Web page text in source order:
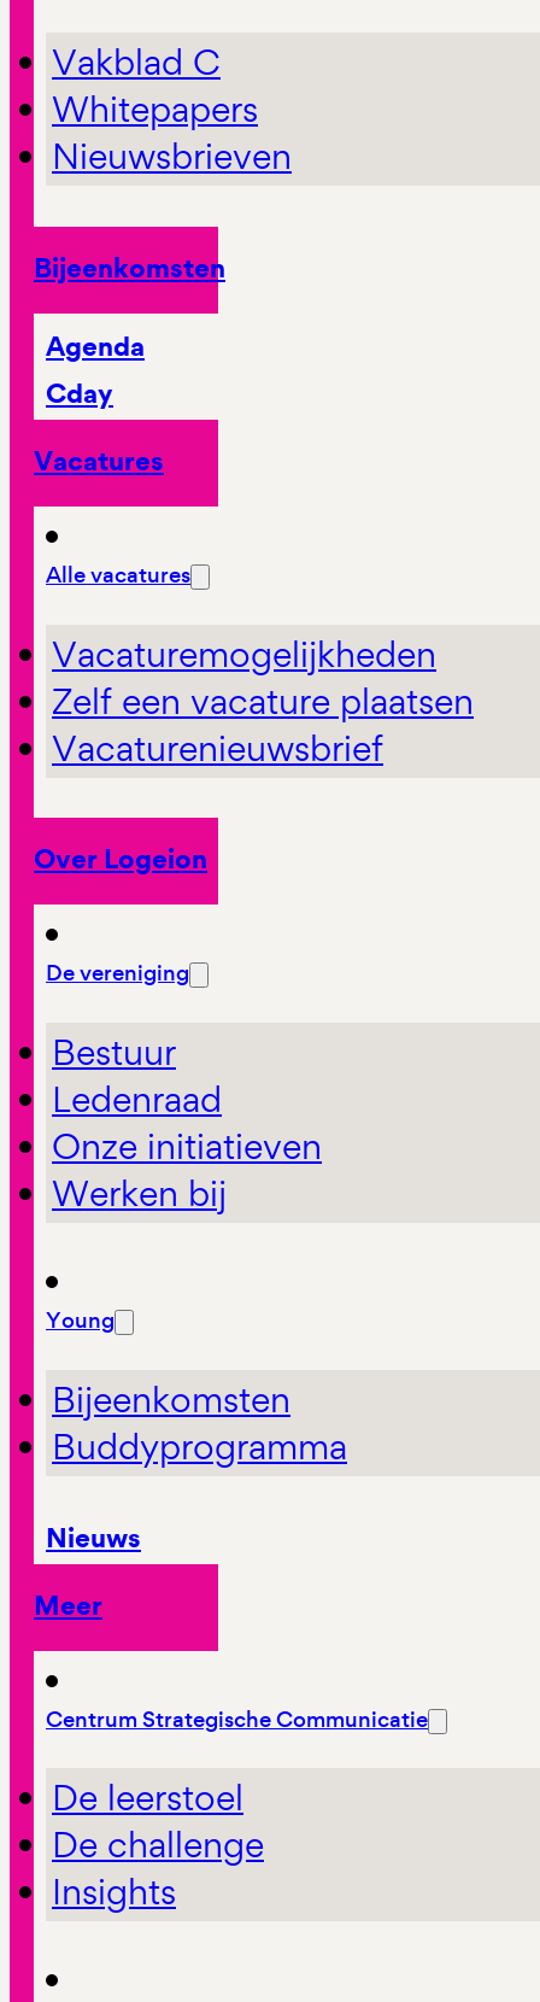
Vakblad C
Whitepapers
Nieuwsbrieven
Bijeenkomsten
Agenda
Cday
Vacatures
Alle vacatures
Vacaturemogelijkheden
Zelf een vacature plaatsen
Vacaturenieuwsbrief
Over Logeion
De vereniging
Bestuur
Ledenraad
Onze initiatieven
Werken bij
Young
Bijeenkomsten
Buddyprogramma
Nieuws
Meer
Centrum Strategische Communicatie
De leerstoel
De challenge
Insights